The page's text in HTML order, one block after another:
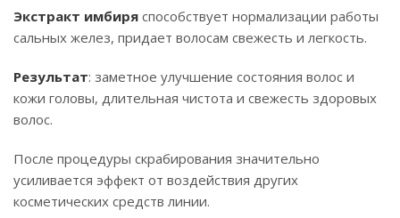
Экстракт имбиря способствует нормализации работы
сальных желез, придает волосам свежесть и легкость.
Результат: заметное улучшение состояния волос и
кожи головы, длительная чистота и свежесть здоровых
волос.
После процедуры скрабирования значительно
усиливается эффект от воздействия других
косметических средств линии.